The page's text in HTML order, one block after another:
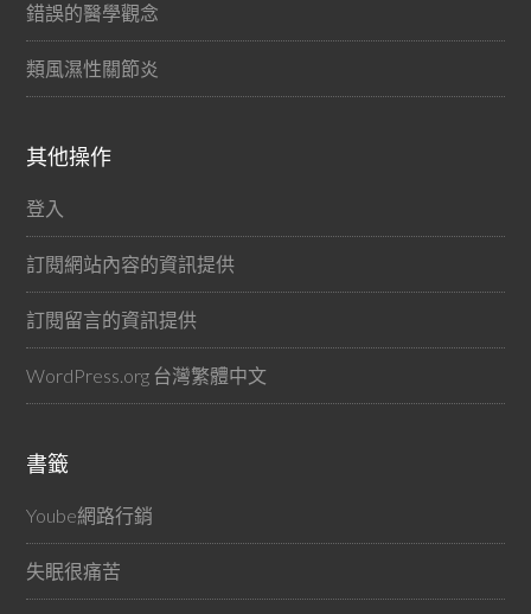
錯誤的醫學觀念
類風濕性關節炎
其他操作
登入
訂閱網站內容的資訊提供
訂閱留言的資訊提供
WordPress.org 台灣繁體中文
書籤
Yoube網路行銷
失眠很痛苦